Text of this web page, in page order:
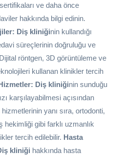
ve daha önce
hakkında bilgi edinin.
Diş kliniğinin kullandığı
süreçlerinin doğruluğu ve
röntgen, 3D görüntüleme ve
kullanan klinikler tercih
Diş kliniğinin sunduğu
karşılayabilmesi açısından
yanı sıra, ortodonti,
gibi farklı uzmanlık
tercih edilebilir. Hasta
kliniği hakkında hasta